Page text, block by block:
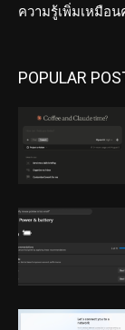
ความรู้เพิ่มเหมือ
POPULAR